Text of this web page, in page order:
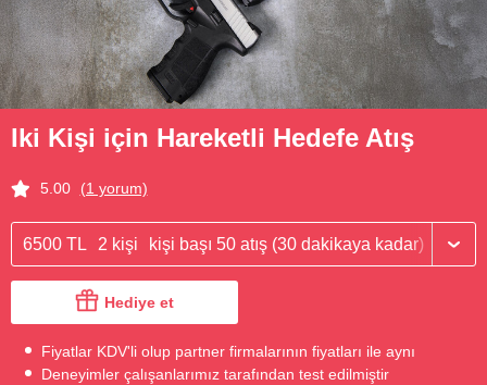
Iki Kişi için Hareketli Hedefe Atış
5.00 (1 yorum)
6500 TL 2 kişi kişi başı 50 atış (30 dakikaya kadar)
Hediye et
Fiyatlar KDV'li olup partner firmalarının fiyatları ile aynı
Deneyimler çalışanlarımız tarafından test edilmiştir